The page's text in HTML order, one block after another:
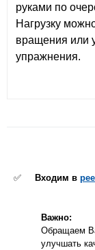
руками по
Нагрузку
вращения или
упражнения.
✅ Входим в
Важно:
Обращаем
улучшать